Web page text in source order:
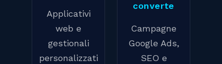
Applicativi
web e
gestionali
personalizzati
converte
Campagne
Google Ads,
SEO e